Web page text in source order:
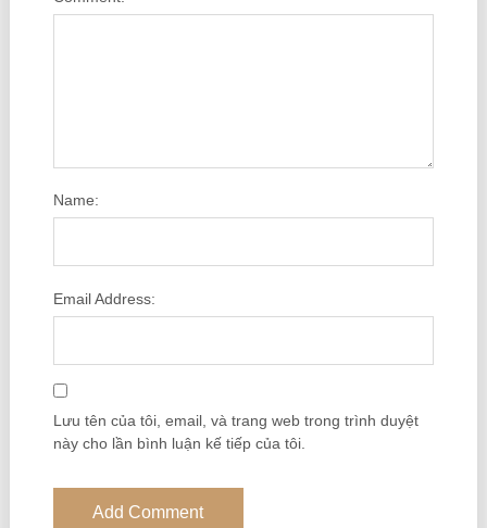
Name:
Email Address:
Lưu tên của tôi, email, và trang web trong trình duyệt
này cho lần bình luận kế tiếp của tôi.